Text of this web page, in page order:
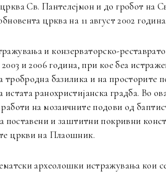
Св. Пантелејмон и до гробот на
црква на 11 август 2002 година.
и конзерваторско-
и 2006 година, при кое беа
тробродна базилика и на просторите
истата ранохристијанска градба. Во
на мозаичните подови од
поставени и заштитни покривни
цркви на Плаошник.
археолошки истражувања кои